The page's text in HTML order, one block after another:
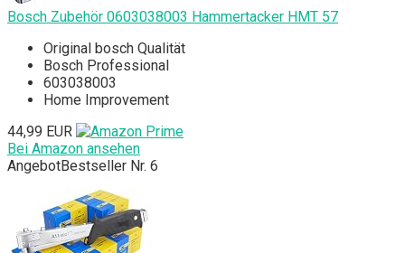
Bosch Zubehör 0603038003 Hammertacker HMT 57
Original bosch Qualität
Bosch Professional
603038003
Home Improvement
44,99 EUR
Bei Amazon ansehen
AngebotBestseller Nr. 6